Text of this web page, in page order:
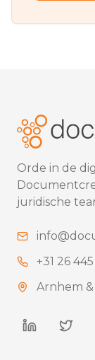
Orde in de
juridische
+31 26
Arnhem